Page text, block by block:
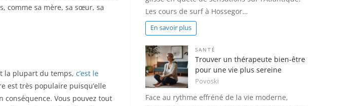
comme sa mère, sa sœur, sa
la plupart du temps, c’est le
est très populaire puisqu’elle
Vous pouvez tout
Les cours de surf à Hossegor…
En savoir plus
SANTÉ
Trouver un thérapeute bien-être
pour une vie plus sereine
Povoski
Face au rythme effréné de la vie moderne,